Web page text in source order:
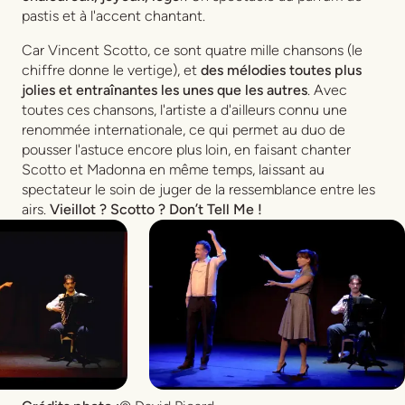
pastis et à l'accent chantant.
Car Vincent Scotto, ce sont quatre mille chansons (le
chiffre donne le vertige), et des mélodies toutes plus
jolies et entraînantes les unes que les autres. Avec
toutes ces chansons, l'artiste a d'ailleurs connu une
renommée internationale, ce qui permet au duo de
pousser l'astuce encore plus loin, en faisant chanter
Scotto et Madonna en même temps, laissant au
spectateur le soin de juger de la ressemblance entre les
airs. Vieillot ? Scotto ? Don’t Tell Me !